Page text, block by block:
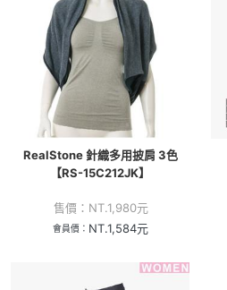
RealStone 針織多用披肩 3色
【RS-15C212JK】
售價： NT.1,980元
會員價： NT.1,584元